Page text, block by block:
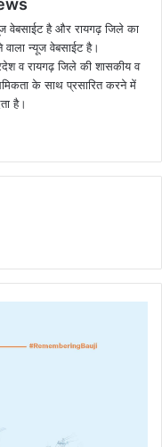
है और रायगढ़ जिले का
वाला न्यूज वेबसाईट है।
व रायगढ़ जिले की शासकीय व
के साथ प्रसारित करने में
है।